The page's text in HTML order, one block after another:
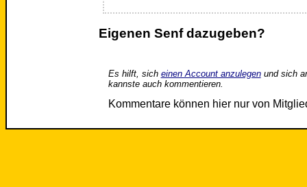
Eigenen Senf dazugeben?
Es hilft, sich einen Account anzulegenund sich
kannste auch kommentieren.
Kommentare können hier nur von